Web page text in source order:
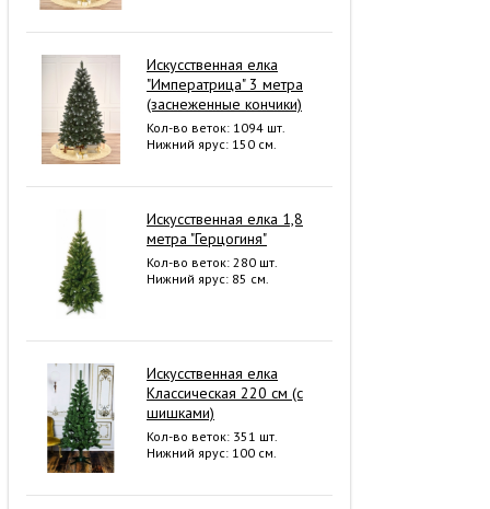
Искусственная елка
"Императрица" 3 метра
(заснеженные кончики)
Кол-во веток: 1094 шт.
Нижний ярус: 150 см.
Искусственная елка 1,8
метра "Герцогиня"
Кол-во веток: 280 шт.
Нижний ярус: 85 см.
Искусственная елка
Классическая 220 см (с
шишками)
Кол-во веток: 351 шт.
Нижний ярус: 100 см.